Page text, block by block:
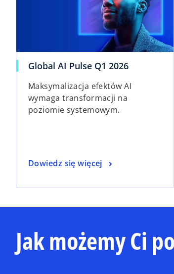
Global AI Pulse Q1 2026
Maksymalizacja efektów AI
wymaga transformacji na
poziomie systemowym.
Dowiedz się więcej
Jak możemy Ci